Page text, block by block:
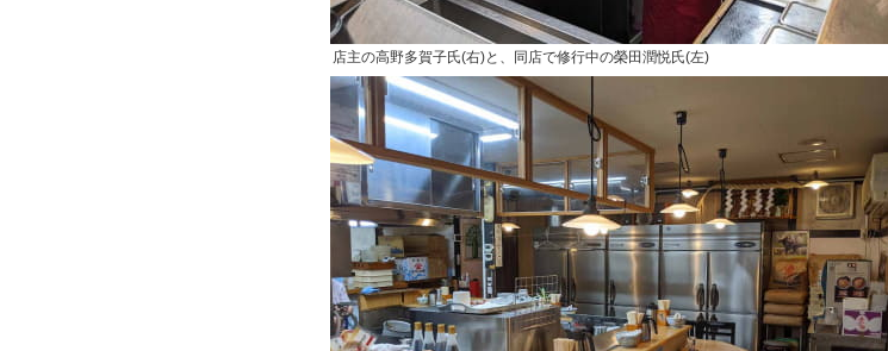
店主の高野多賀子氏(右)と、同店で修行中の榮田潤悦氏(左)